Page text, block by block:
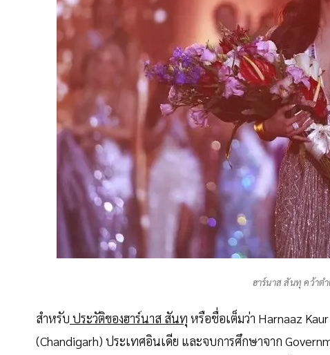
ฮาร์นาส สันทุ คว้าต
สำหรับ ประวัติของฮาร์นาส สันทุ หรือชื่อเต็มว่า Harnaaz
(Chandigarh) ประเทศอินเดีย และจบการศึกษาจาก